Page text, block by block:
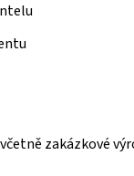
zakázkové